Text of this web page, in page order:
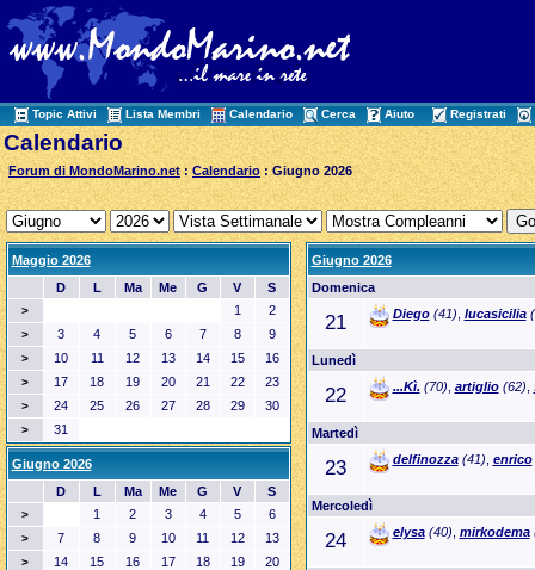
Topic Attivi Lista Membri Calendario Cerca Aiuto Registrati
Calendario
Forum di MondoMarino.net :Calendario : Giugno 2026
Maggio 2026
D
L Ma Me G V S
> 1 2
> 3 4 5 6 7 8 9
> 10 11 12 13 14 15 16
> 17 18 19 20 21 22 23
> 24 25 26 27 28 29 30
> 31
Giugno 2026
Domenica
21 Diego(41), lucasicilia
Lunedì
22 ...Kì. (70), artiglio(62),
Martedì
23 delfinozza(41), enrico
Mercoledì
24 elysa(40), mirkodema
Giugno 2026
D
L Ma Me G V S
> 1 2 3 4 5 6
> 7 8 9 10 11 12 13
> 14 15 16 17 18 19 20